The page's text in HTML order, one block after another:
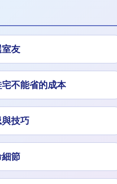
友
不能省的成本
技巧
細節